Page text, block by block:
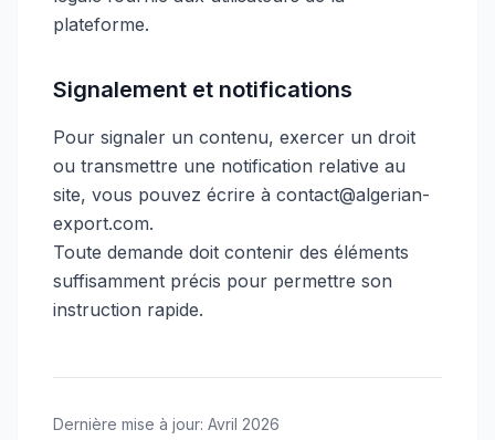
plateforme.
Signalement et notifications
Pour signaler un contenu, exercer un droit
ou transmettre une notification relative au
site, vous pouvez écrire à contact@algerian-
export.com.
Toute demande doit contenir des éléments
suffisamment précis pour permettre son
instruction rapide.
Dernière mise à jour: Avril 2026